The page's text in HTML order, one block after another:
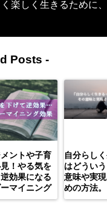
楽しく生きるために
Posts -
ントや子育
！やる気を
効果になる
マイニング
自分らし
はどうい
意味や実
めの方法。